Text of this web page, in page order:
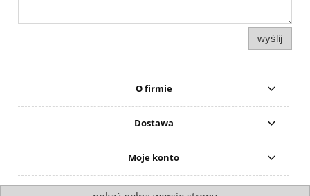
wyślij
O firmie
Dostawa
Moje konto